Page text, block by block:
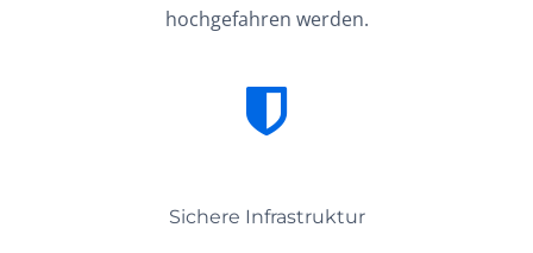
hochgefahren werden.
Sichere Infrastruktur